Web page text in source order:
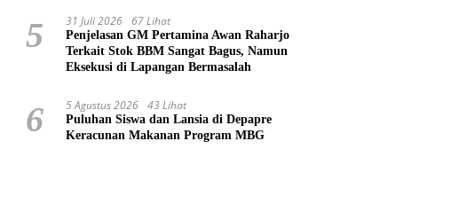
5 31 Juli 2026 67 Lihat
Penjelasan GM Pertamina Awan Raharjo
Terkait Stok BBM Sangat Bagus, Namun
Eksekusi di Lapangan Bermasalah
6 5 Agustus 2026 43 Lihat
Puluhan Siswa dan Lansia di Depapre
Keracunan Makanan Program MBG